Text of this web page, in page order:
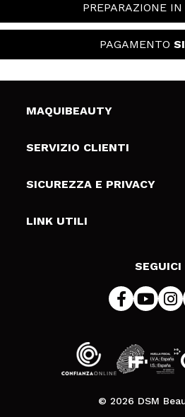
PREPARAZIONE IN
PAGAMENTO
MAQUIBEAUTY
Chi siamo
Gift Cards
SERVIZIO CLIENTI
Spedizioni & Resi
Metodi di pagamamento
SICUREZZA E PRIVACY
Termini e condizioni
LINK UTILI
SEGUICI
© 2026 DSM